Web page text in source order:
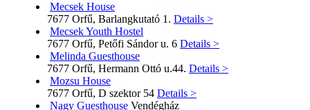
Mecsek House
7677 Orfű, Barlangkutató 1. Details >
Mecsek Youth Hostel
7677 Orfű, Petőfi Sándor u. 6 Details >
Melinda Guesthouse
7677 Orfű, Hermann Ottó u.44. Details >
Mozsu House
7677 Orfű, D szektor 54 Details >
Nagy Guesthouse Vendégház